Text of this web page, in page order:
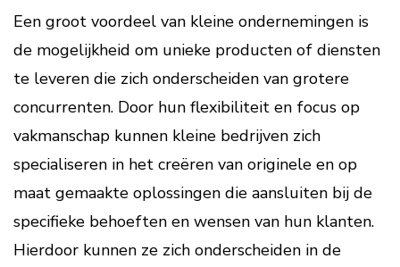
Een groot voordeel van kleine ondernemingen is
de mogelijkheid om unieke producten of diensten
te leveren die zich onderscheiden van grotere
concurrenten. Door hun flexibiliteit en focus op
vakmanschap kunnen kleine bedrijven zich
specialiseren in het creëren van originele en op
maat gemaakte oplossingen die aansluiten bij de
specifieke behoeften en wensen van hun klanten.
Hierdoor kunnen ze zich onderscheiden in de